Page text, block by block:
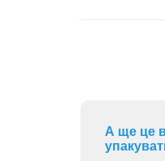
А ще це